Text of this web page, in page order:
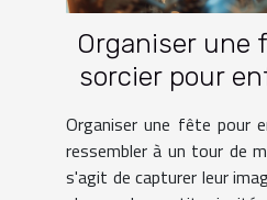
Organiser une
sorcier pour
Organiser une fête pour
ressembler à un tour de
s'agit de capturer leur